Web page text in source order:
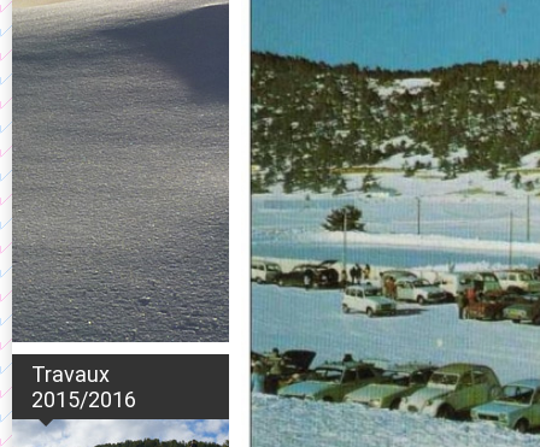
Travaux
2015/2016